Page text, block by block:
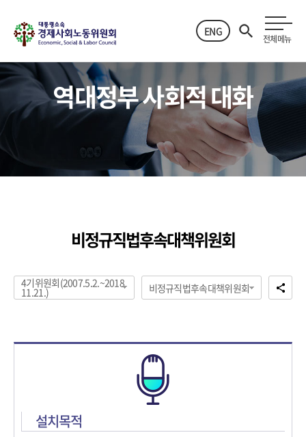
ENG
전체메뉴
역대정부 사회적 대화
비정규직법후속대책위원회
4기위원회(2007.5.2.~2018.
11.21.) 비정규직법후속대책위원회
설치목적